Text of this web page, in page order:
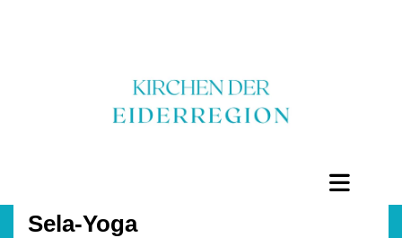
Sela-Yoga